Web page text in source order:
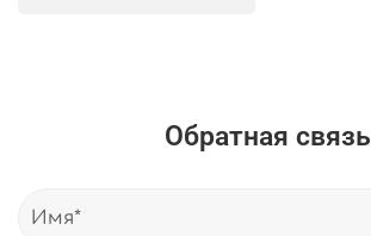
Обратная связь